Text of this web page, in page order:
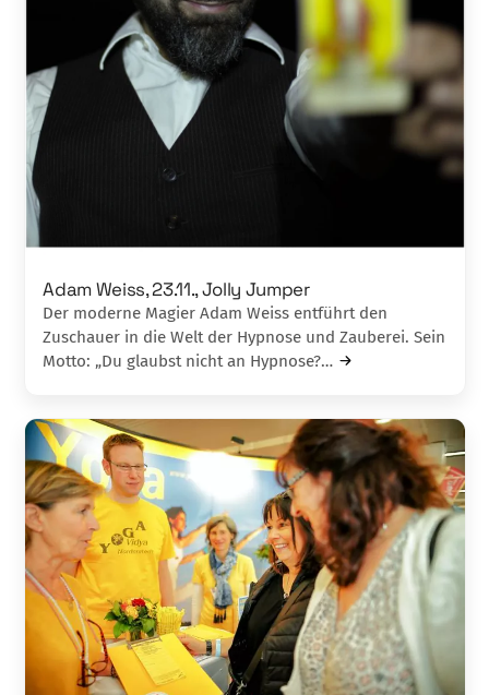
Adam Weiss, 23.11., Jolly Jumper
Der moderne Magier Adam Weiss entführt den
Zuschauer in die Welt der Hypnose und Zau­berei. Sein
Motto: „Du glaubst nicht an Hyp­nose?…